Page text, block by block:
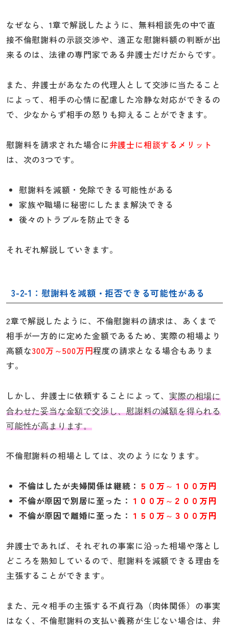
なぜなら、1章で解説したように、無料相談先の中で直
接不倫慰謝料の示談交渉や、適正な慰謝料額の判断が出
来るのは、法律の専門家である弁護士だけだからです。
また、弁護士があなたの代理人として交渉に当たること
によって、相手の心情に配慮した冷静な対応ができるの
で、少なからず相手の怒りも抑えることができます。
慰謝料を請求された場合に弁護士に相談するメリット
は、次の3つです。
慰謝料を減額・免除できる可能性がある
家族や職場に秘密にしたまま解決できる
後々のトラブルを防止できる
それぞれ解説していきます。
3-2-1：慰謝料を減額・拒否できる可能性がある
2章で解説したように、不倫慰謝料の請求は、あくまで
相手が一方的に定めた金額であるため、実際の相場より
高額な300万～500万円程度の請求となる場合もありま
す。
しかし、弁護士に依頼することによって、実際の相場に
合わせた妥当な金額で交渉し、慰謝料の減額を得られる
可能性が高まります。
不倫慰謝料の相場としては、次のようになります。
不倫はしたが夫婦関係は継続： ５０万～１００万円
不倫が原因で別居に至った： １００万～２００万円
不倫が原因で離婚に至った： １５０万～３００万円
弁護士であれば、それぞれの事案に沿った相場や落とし
どころを熟知しているので、慰謝料を減額できる理由を
主張することができます。
また、元々相手の主張する不貞行為（肉体関係）の事実
はなく、不倫慰謝料の支払い義務が生じない場合は、弁